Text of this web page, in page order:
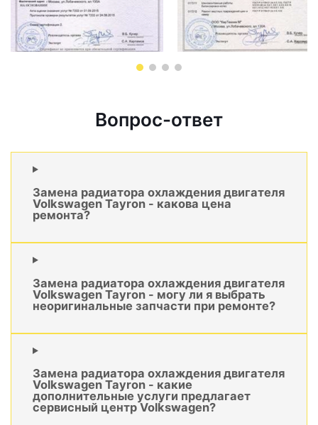
Вопрос-ответ
Замена радиатора охлаждения двигателя
Volkswagen Tayron - какова цена
ремонта?
Замена радиатора охлаждения двигателя
Volkswagen Tayron - могу ли я выбрать
неоригинальные запчасти при ремонте?
Замена радиатора охлаждения двигателя
Volkswagen Tayron - какие
дополнительные услуги предлагает
сервисный центр Volkswagen?